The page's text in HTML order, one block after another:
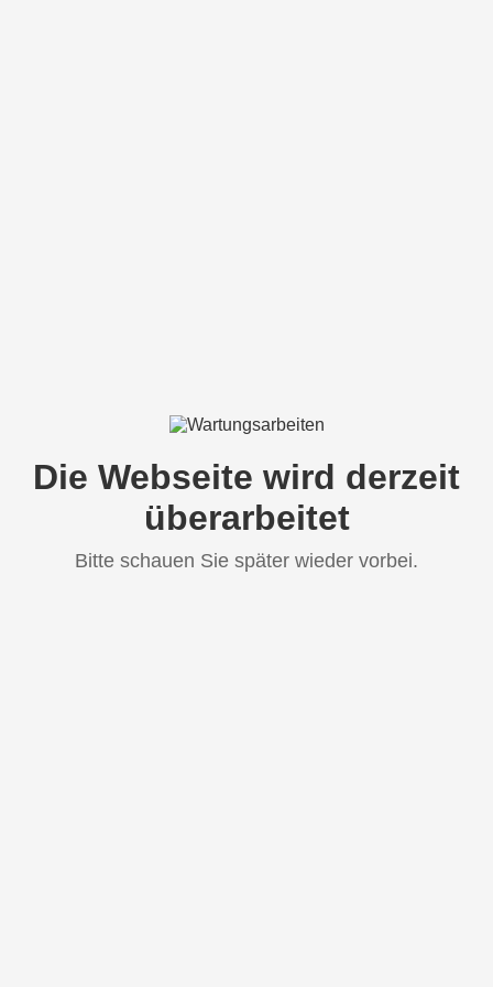
Die Webseite wird derzeit
überarbeitet
Bitte schauen Sie später wieder vorbei.